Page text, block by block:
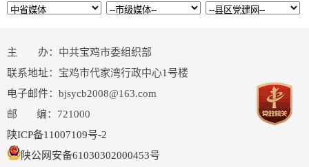
主 办：中共宝鸡市委组织部
联系地址：宝鸡市代家湾行政中心1号楼
电子邮件：bjsycb2008@163.com
邮 编：721000
陕ICP备11007109号-2
陕公网安备61030302000453号